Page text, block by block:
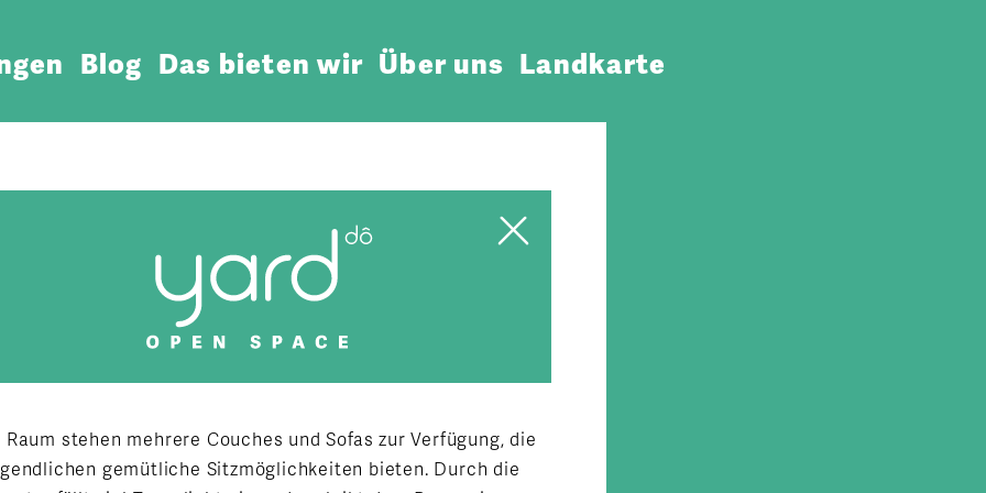
Blog Das bieten wir Über uns Landkarte
Raum stehen mehrere Couches und Sofas zur Verfügung, die
gemütliche Sitzmöglichkeiten bieten. Durch die